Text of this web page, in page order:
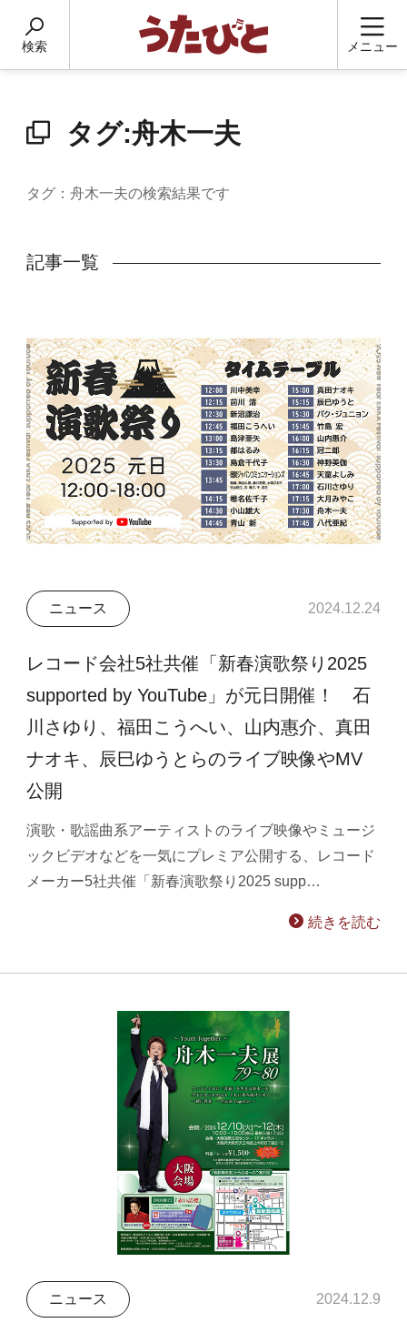
検索 メニュー
タグ:舟木一夫
タグ：舟木一夫の検索結果です
記事一覧
ニュース 2024.12.24
レコード会社5社共催「新春演歌祭り2025
supported by YouTube」が元日開催！ 石
川さゆり、福田こうへい、山内惠介、真田
ナオキ、辰巳ゆうとらのライブ映像やMV
公開
演歌・歌謡曲系アーティストのライブ映像やミュージ
ックビデオなどを一気にプレミア公開する、レコード
メーカー5社共催「新春演歌祭り2025 supp…
続きを読む
ニュース 2024.12.9